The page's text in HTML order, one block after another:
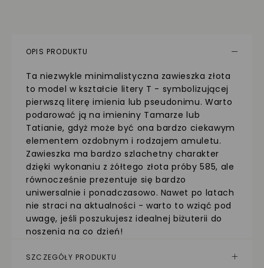
OPIS PRODUKTU
Ta niezwykle minimalistyczna zawieszka złota
to model w kształcie litery T - symbolizującej
pierwszą literę imienia lub pseudonimu. Warto
podarować ją na imieniny Tamarze lub
Tatianie, gdyż może być ona bardzo ciekawym
elementem ozdobnym i rodzajem amuletu.
Zawieszka ma bardzo szlachetny charakter
dzięki wykonaniu z żółtego złota próby 585, ale
równocześnie prezentuje się bardzo
uniwersalnie i ponadczasowo. Nawet po latach
nie straci na aktualności - warto to wziąć pod
uwagę, jeśli poszukujesz idealnej biżuterii do
noszenia na co dzień!
SZCZEGÓŁY PRODUKTU